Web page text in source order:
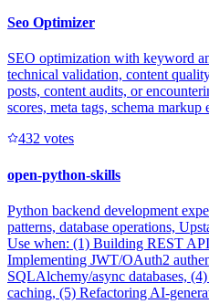
Seo Optimizer
SEO optimization with keyword
technical validation, content
posts, content audits, or
scores, meta tags, schema markup
432 votes
open-python-skills
Python backend development
patterns, database operations,
Use when: (1) Building REST
Implementing JWT/OAuth2
SQLAlchemy/async databases,
caching, (5) Refactoring AI-